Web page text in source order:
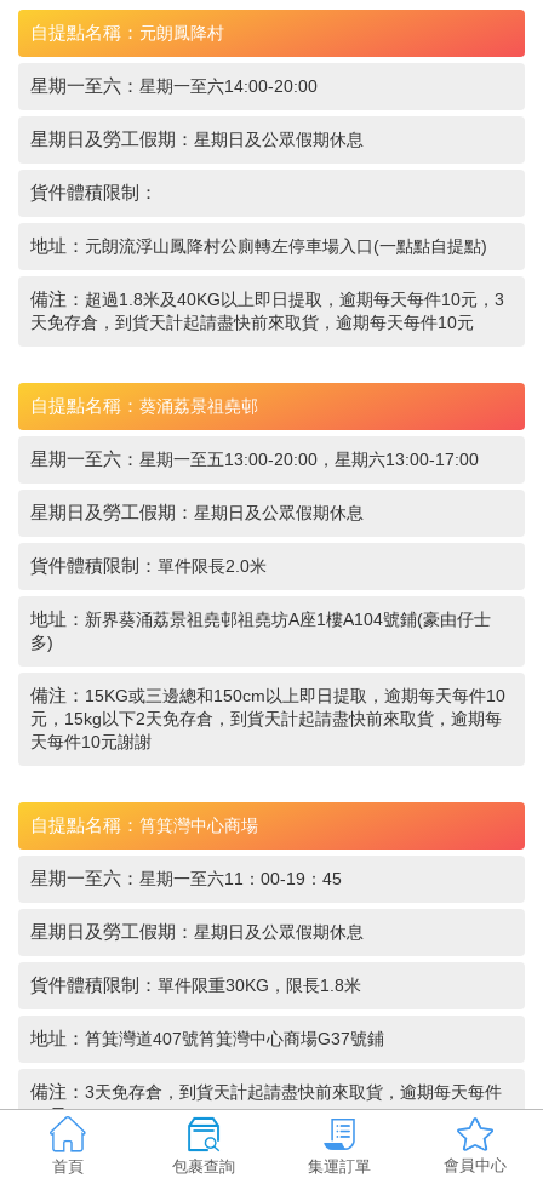
自提點名稱： 元朗鳳降村
星期一至六： 星期一至六14:00-20:00
星期日及勞工假期： 星期日及公眾假期休息
貨件體積限制：
地址： 元朗流浮山鳳降村公廁轉左停車場入口(一點點自提點)
備注： 超過1.8米及40KG以上即日提取，逾期每天每件10元，3
天免存倉，到貨天計起請盡快前來取貨，逾期每天每件10元
自提點名稱： 葵涌荔景祖堯邨
星期一至六： 星期一至五13:00-20:00，星期六13:00-17:00
星期日及勞工假期： 星期日及公眾假期休息
貨件體積限制： 單件限長2.0米
地址： 新界葵涌荔景祖堯邨祖堯坊A座1樓A104號鋪(豪由仔士
多)
備注： 15KG或三邊總和150cm以上即日提取，逾期每天每件10
元，15kg以下2天免存倉，到貨天計起請盡快前來取貨，逾期每
天每件10元謝謝
自提點名稱： 筲箕灣中心商場
星期一至六： 星期一至六11：00-19：45
星期日及勞工假期： 星期日及公眾假期休息
貨件體積限制： 單件限重30KG，限長1.8米
地址： 筲箕灣道407號筲箕灣中心商場G37號鋪
備注： 3天免存倉，到貨天計起請盡快前來取貨，逾期每天每件
10元
首頁 包裹查詢 集運訂單 會員中心